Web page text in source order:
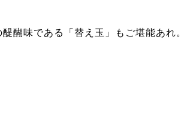
醐味である「替え玉」もご堪能あれ。